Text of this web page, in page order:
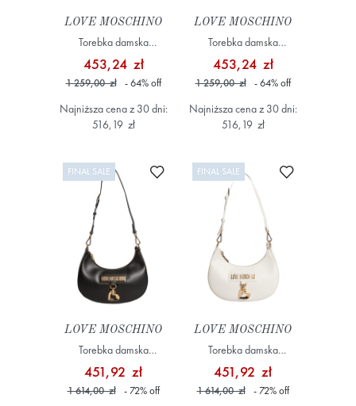
LOVE MOSCHINO
Torebka damska
JC4161PP1OL19 Czarny
453,24 zł
1 259,00 zł - 64%off
Najniższa cena z 30 dni:
516,19 zł
LOVE MOSCHINO
Torebka damska
JC4284PP0OK13 Czarny
453,24 zł
1 259,00 zł - 64%off
Najniższa cena z 30 dni:
516,19 zł
FINAL SALE Dodaj do ulubionych
LOVE MOSCHINO
Torebka damska
JC4505PP0MK30 Czarny
451,92 zł
1 614,00 zł - 72%off
FINAL SALE Dodaj do
LOVE MOSCHINO
Torebka damska
JC4505PP0MK30 Biały
451,92 zł
1 614,00 zł - 72%off